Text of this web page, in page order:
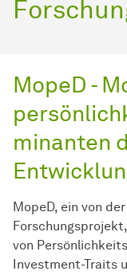
MopeD -
mi­nan­ten
MopeD, ein von
von
Investment-Traits